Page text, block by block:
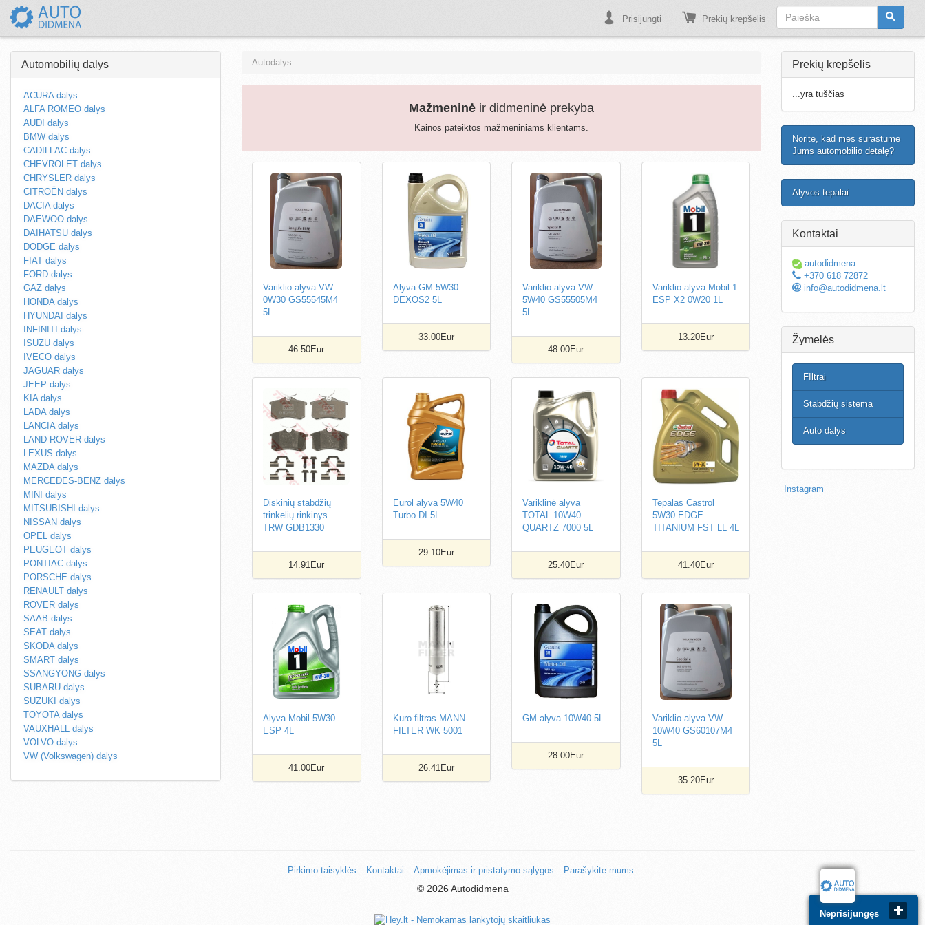
Prisijungti Prekių krepšelis
Automobilių dalys
ACURA dalys
ALFA ROMEO dalys
AUDI dalys
BMW dalys
CADILLAC dalys
CHEVROLET dalys
CHRYSLER dalys
CITROËN dalys
DACIA dalys
DAEWOO dalys
DAIHATSU dalys
DODGE dalys
FIAT dalys
FORD dalys
GAZ dalys
HONDA dalys
HYUNDAI dalys
INFINITI dalys
ISUZU dalys
IVECO dalys
JAGUAR dalys
JEEP dalys
KIA dalys
LADA dalys
LANCIA dalys
LAND ROVER dalys
LEXUS dalys
MAZDA dalys
MERCEDES-BENZ dalys
MINI dalys
MITSUBISHI dalys
NISSAN dalys
OPEL dalys
PEUGEOT dalys
PONTIAC dalys
PORSCHE dalys
RENAULT dalys
ROVER dalys
SAAB dalys
SEAT dalys
SKODA dalys
SMART dalys
SSANGYONG dalys
SUBARU dalys
SUZUKI dalys
TOYOTA dalys
VAUXHALL dalys
VOLVO dalys
VW (Volkswagen) dalys
Autodalys
Mažmeninėir didmeninė prekyba
Kainos pateiktos mažmeniniams klientams.
Variklio alyva VW
0W30 GS55545M4
5L
46.50Eur
Alyva GM 5W30
DEXOS2 5L
33.00Eur
Variklio alyva VW
5W40 GS55505M4
5L
48.00Eur
Variklio alyva Mobil 1
ESP X2 0W20 1L
13.20Eur
Diskinių stabdžių
trinkelių rinkinys
TRW GDB1330
14.91Eur
Eurol alyva 5W40
Turbo DI 5L
29.10Eur
Variklinė alyva
TOTAL 10W40
QUARTZ 7000 5L
25.40Eur
Tepalas Castrol
5W30 EDGE
TITANIUM FST LL 4L
41.40Eur
Alyva Mobil 5W30
ESP 4L
41.00Eur
Kuro filtras MANN-
FILTER WK 5001
26.41Eur
GM alyva 10W40 5L
28.00Eur
Variklio alyva VW
10W40 GS60107M4
5L
35.20Eur
Prekių krepšelis
...yra tuščias
Norite, kad mes surastume
Jums automobilio detalę?
Alyvos tepalai
Kontaktai
autodidmena
+370 618 72872
info@autodidmena.lt
Žymelės
FIltrai
Stabdžių sistema
Auto dalys
Instagram
Pirkimo taisyklės Kontaktai Apmokėjimas ir pristatymo sąlygos Parašykite mums
© 2026 Autodidmena
Neprisijungęs